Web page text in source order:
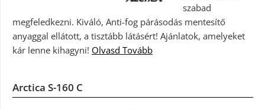
szabad
megfeledkezni. Kiváló, Anti-fog párásodás mentesítő
anyaggal ellátott, a tisztább látásért! Ajánlatok, amelyeket
kár lenne kihagyni! Olvasd Tovább
Arctica S-160 C